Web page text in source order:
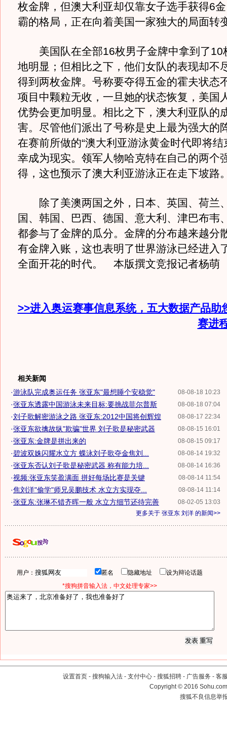
枚金牌，但澳大利亚却仅靠女子选手获得6
霸的格局，正在向着美国一家独大的局面转
美国队在全部16枚男子金牌中拿到了10
地明显；但相比之下，他们女队的表现却不
得到两枚金牌。号称要夺得五金的霍夫状态
项目中颗粒无收，一旦她的状态恢复，美国
优势会更加明显。相比之下，澳大利亚队的
害。尽管他们派出了号称是史上最为强大的
在赛前所做的“澳大利亚游泳黄金时代即将结
幸成为现实。领军人物哈克特在自己的两个
得，这也预示了澳大利亚游泳正在走下坡路
除了美澳两国之外，日本、英国、荷兰
国、韩国、巴西、德国、意大利、津巴布韦
都参与了金牌的瓜分。金牌的分布越来越分
有金牌入账，这也表明了世界游泳已经进入
全面开花的时代。 本版撰文竞报记者杨萌
>>进入奥运赛事信息系统，五大数据产品助
赛进
相关新闻
08-08-18 10:23
·游泳队完成奥运任务 张亚东"最想睡个安稳觉"
08-08-18 07:04
·张亚东透露中国游泳未来目标:要挑战菲尔普斯
08-08-17 22:34
·刘子歌解密游泳之路 张亚东:2012中国将创辉煌
08-08-15 16:01
·张亚东欲擒故纵"欺骗"世界 刘子歌是秘密武器
08-08-15 09:17
·张亚东:金牌是拼出来的
08-08-14 19:32
·碧波双姝闪耀水立方 蝶泳刘子歌夺金焦刘...
08-08-14 16:36
·张亚东否认刘子歌是秘密武器 称有能力培...
08-08-14 11:54
·视频:张亚东笑盈满面 拼好每场比赛是关键
08-08-14 11:14
·焦刘洋"偷学"师兄吴鹏技术 水立方实现夺...
08-02-05 13:03
·张亚东:张琳不错齐晖一般 水立方细节还待完善
更多关于 张亚东 刘洋 的新闻>>
用户： 匿名 隐藏地址
设为辩论话题
*搜狗拼音输入法，中文处理专家>>
设置首页 - 搜狗输入法 - 支付中心 - 搜狐招聘 - 广告服务 - 客
Copyright©2016
搜狐不良信息举